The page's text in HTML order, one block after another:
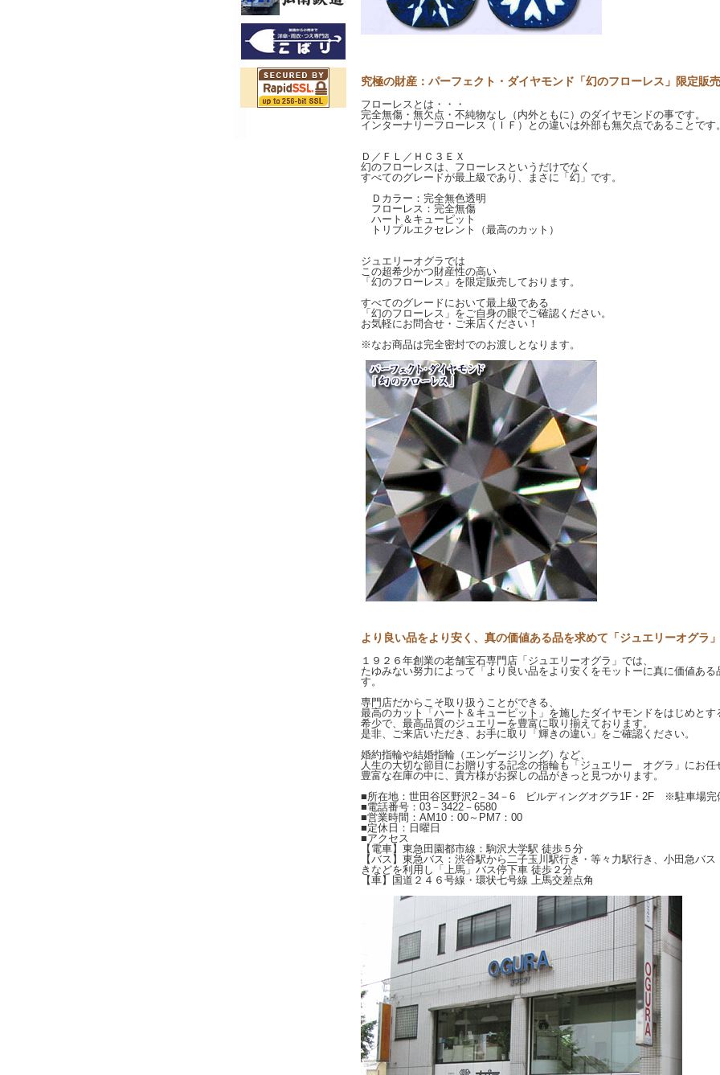
究極の財産：パーフェクト・ダイヤモンド「幻のフローレス」限定販売
フローレスとは・・・
完全無傷・無欠点・不純物なし（内外ともに）のダイヤモンドの事です。
インターナリーフローレス（ＩＦ）との違いは外部も無欠点であることです。
Ｄ／ＦＬ／ＨＣ３ＥＸ
幻のフローレスは、フローレスというだけでなく
すべてのグレードが最上級であり、まさに「幻」です。
Ｄカラー：完全無色透明
フローレス：完全無傷
ハート＆キューピット
トリプルエクセレント（最高のカット）
ジュエリーオグラでは
この超希少かつ財産性の高い
「幻のフローレス」を限定販売しております。
すべてのグレードにおいて最上級である
「幻のフローレス」をご自身の眼でご確認ください。
お気軽にお問合せ・ご来店ください！
※なお商品は完全密封でのお渡しとなります。
より良い品をより安く、真の価値ある品を求めて「ジュエリーオグラ
１９２６年創業の老舗宝石専門店「ジュエリーオグラ」では、
たゆみない努力によって「より良い品をより安くをモットーに真に価値ある
す。
専門店だからこそ取り扱うことができる、
最高のカット「ハート＆キューピット」を施したダイヤモンドをはじめとす
希少で、最高品質のジュエリーを豊富に取り揃えております。
是非、ご来店いただき、お手に取り「輝きの違い」をご確認ください。
婚約指輪や結婚指輪（エンゲージリング）など、
人生の大切な節目にお贈りする記念の指輪も「ジュエリー オグラ」にお任
豊富な在庫の中に、貴方様がお探しの品がきっと見つかります。
■所在地：世田谷区野沢2－34－6 ビルディングオグラ1F・2F ※駐車場完
■電話番号：03－3422－6580
■営業時間：AM10：00～PM7：00
■定休日：日曜日
■アクセス
【電車】東急田園都市線：駒沢大学駅 徒歩５分
【バス】東急バス：渋谷駅から二子玉川駅行き・等々力駅行き、小田急バ
きなどを利用し「上馬」バス停下車 徒歩２分
【車】国道２４６号線・環状七号線 上馬交差点角